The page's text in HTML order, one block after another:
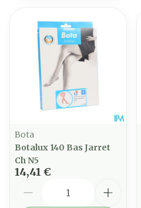
Bota
Botalux 140 Bas Jarret
Ch N5
14,41 €